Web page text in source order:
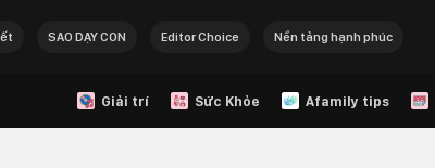
SAO DẠY CON Editor Choice Nền tảng hạnh phúc
Giải trí Sức Khỏe Afamily tips